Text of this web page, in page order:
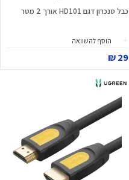
כבל סנכרון דגם HD101 אורך 2 מטר
הוסף להשוואה
29 ₪